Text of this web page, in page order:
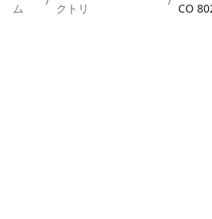
ム
クトリ
CO